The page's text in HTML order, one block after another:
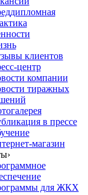
клиентов
центр
компании
тиражных
в прессе
магазин
›
для ЖКХ